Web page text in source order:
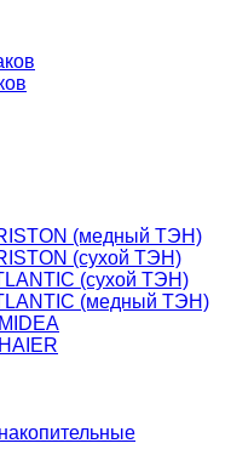
(медный ТЭН)
(сухой ТЭН)
(сухой ТЭН)
(медный ТЭН)